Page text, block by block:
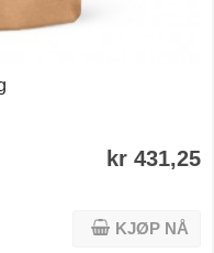
kr 431,25
KJØP NÅ